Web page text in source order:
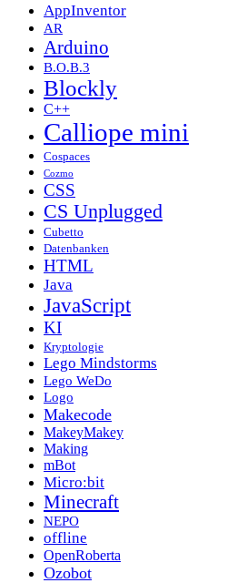
AppInventor
AR
Arduino
B.O.B.3
Blockly
C++
Calliope mini
Cospaces
Cozmo
CSS
CS Unplugged
Cubetto
Datenbanken
HTML
Java
JavaScript
KI
Kryptologie
Lego Mindstorms
Lego WeDo
Logo
Makecode
MakeyMakey
Making
mBot
Micro:bit
Minecraft
NEPO
offline
OpenRoberta
Ozobot